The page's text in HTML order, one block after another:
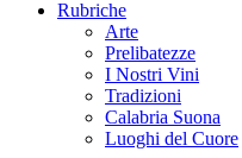
Rubriche
Arte
Prelibatezze
I Nostri Vini
Tradizioni
Calabria Suona
Luoghi del Cuore